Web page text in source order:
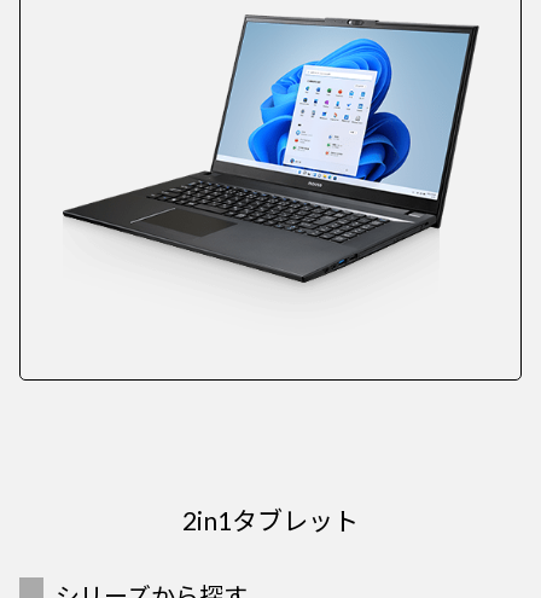
2in1タブレット